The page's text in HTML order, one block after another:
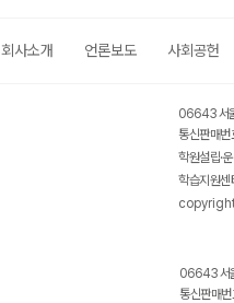
회사소개 언론보도 사회공헌
06643 서
통신판매
학원설립·
학습지원
06643 서
통신판매